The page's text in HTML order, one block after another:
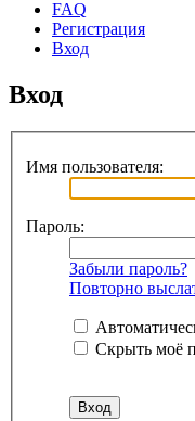
FAQ
Регистрация
Вход
Вход
Имя пользователя:
Пароль:
Забыли пароль?
Повторно
Скрыть моё